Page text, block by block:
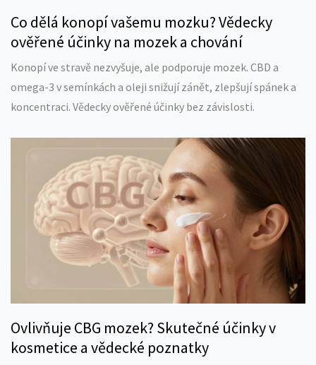
Co dělá konopí vašemu mozku? Vědecky
ověřené účinky na mozek a chování
Konopí ve stravě nezvyšuje, ale podporuje mozek. CBD a
omega-3 v semínkách a oleji snižují zánět, zlepšují spánek a
koncentraci. Vědecky ověřené účinky bez závislosti.
Ovlivňuje CBG mozek? Skutečné účinky v
kosmetice a vědecké poznatky